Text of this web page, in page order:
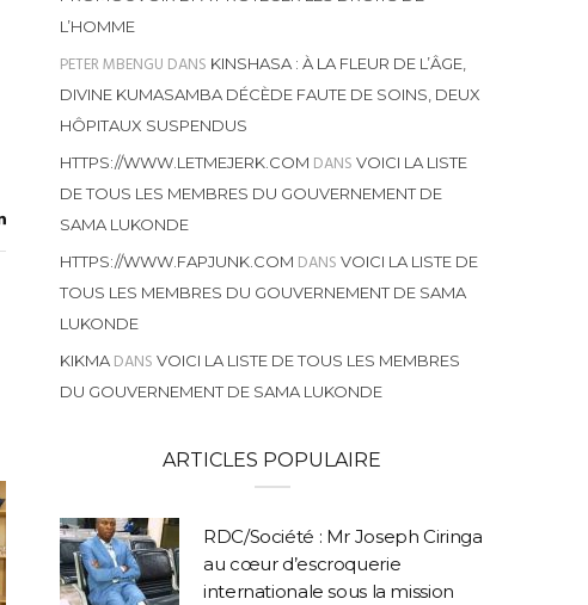
L’HOMME
PETER MBENGU DANS KINSHASA : À LA FLEUR DE L’ÂGE,
DIVINE KUMASAMBA DÉCÈDE FAUTE DE SOINS, DEUX
HÔPITAUX SUSPENDUS
HTTPS://WWW.LETMEJERK.COM DANS VOICI LA LISTE
DE TOUS LES MEMBRES DU GOUVERNEMENT DE
SAMA LUKONDE
HTTPS://WWW.FAPJUNK.COM DANS VOICI LA LISTE DE
TOUS LES MEMBRES DU GOUVERNEMENT DE SAMA
LUKONDE
KIKMA DANS VOICI LA LISTE DE TOUS LES MEMBRES
DU GOUVERNEMENT DE SAMA LUKONDE
ARTICLES POPULAIRE
RDC/Société : Mr Joseph Ciringa
au cœur d’escroquerie
internationale sous la mission